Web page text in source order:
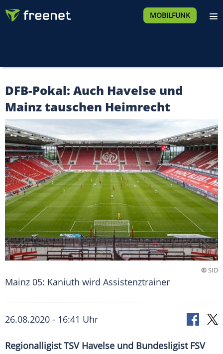
MOBILFUNK
DFB-Pokal: Auch Havelse und
Mainz tauschen Heimrecht
©SID
Mainz 05: Kaniuth wird Assistenztrainer
26.08.2020 - 16:41 Uhr
Regionalligist TSV Havelse und Bundesligist FSV